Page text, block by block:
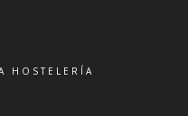
HOSTELERÍA